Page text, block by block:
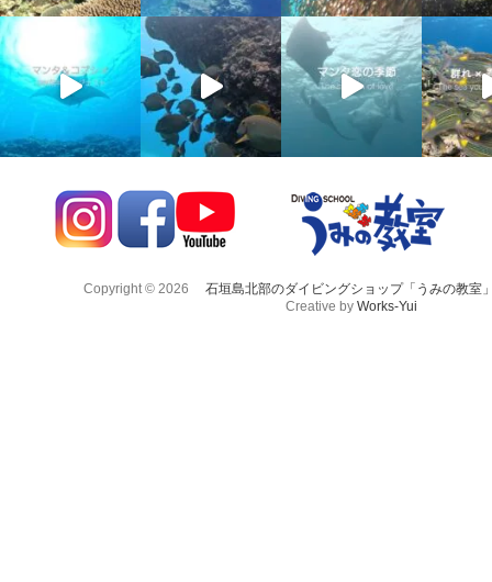
Copyright © 2026
石垣島北部のダイビングショップ「うみの教室
Creative by Works-Yui